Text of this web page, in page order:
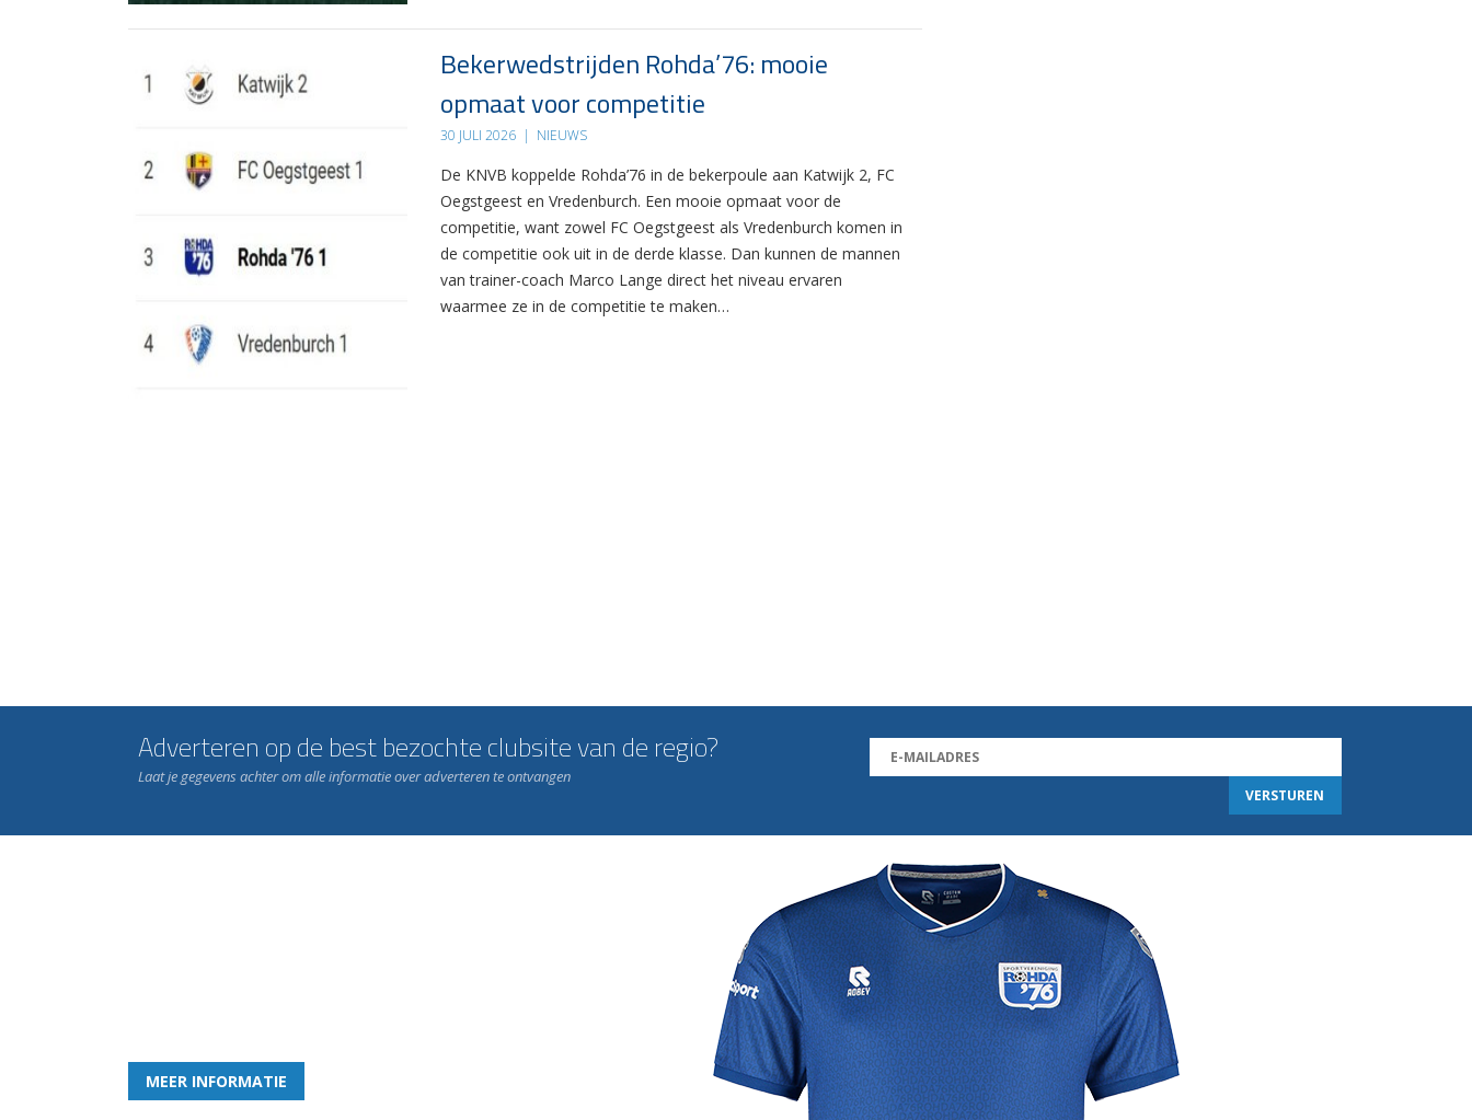
Bekerwedstrijden Rohda’76: mooie
opmaat voor competitie
30 JULI 2026 | NIEUWS
De KNVB koppelde Rohda’76 in de bekerpoule aan Katwijk 2, FC
Oegstgeest en Vredenburch. Een mooie opmaat voor de
competitie, want zowel FC Oegstgeest als Vredenburch komen in
de competitie ook uit in de derde klasse. Dan kunnen de mannen
van trainer-coach Marco Lange direct het niveau ervaren
waarmee ze in de competitie te maken…
Adverteren op de best bezochte clubsite van de regio?
Laat je gegevens achter om alle informatie over adverteren te ontvangen
MEER INFORMATIE